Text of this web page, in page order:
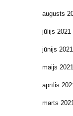
augusts
jūlijs 2021
jūnijs 2021
maijs 2021
aprīlis
marts 2021